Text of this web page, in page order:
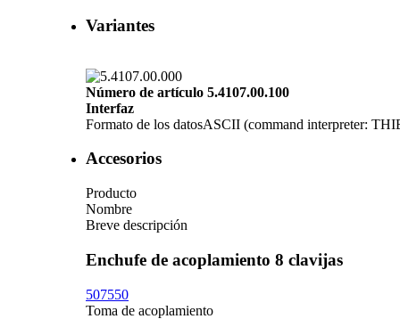
Variantes
Número de artículo 5.4107.00.100
Interfaz
Formato de los datosASCII (command interpreter:
Accesorios
Producto
Nombre
Breve descripción
Enchufe de acoplamiento 8 clavijas
507550
Toma de acoplamiento